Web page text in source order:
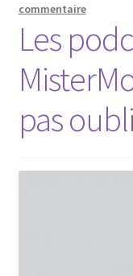
commentaire
Les
pas